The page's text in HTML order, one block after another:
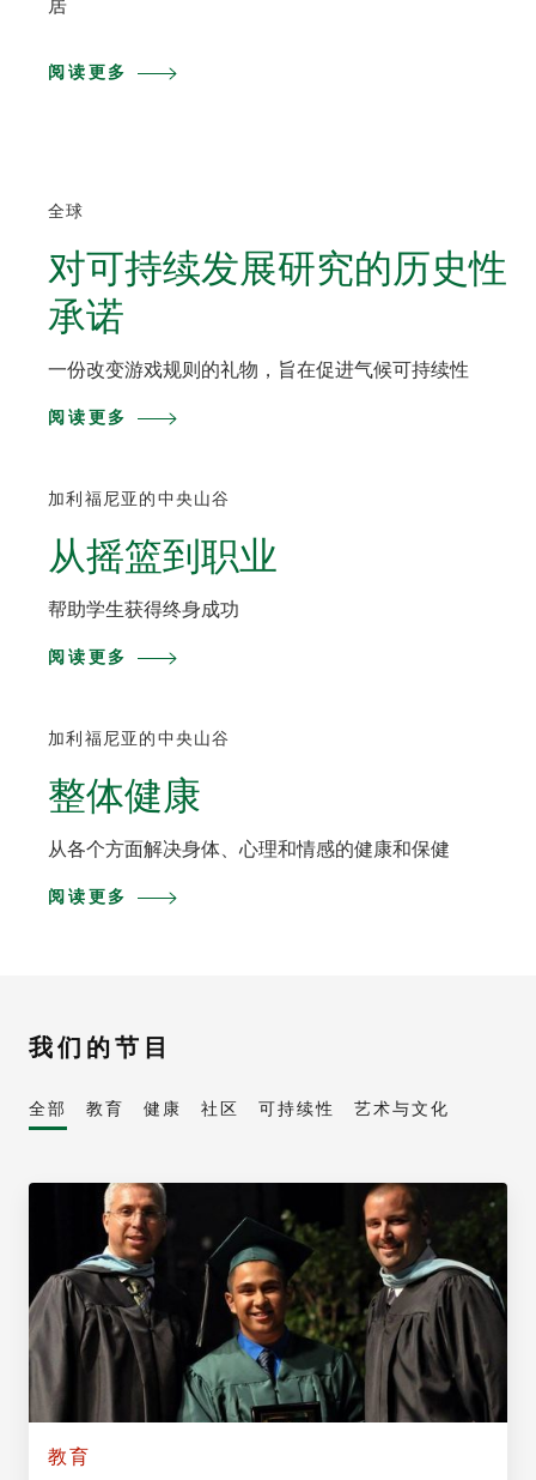
居
阅读更多
全球
对可持续发展研究的历史性
承诺
一份改变游戏规则的礼物，旨在促进气候可持续性
阅读更多
加利福尼亚的中央山谷
从摇篮到职业
帮助学生获得终身成功
阅读更多
加利福尼亚的中央山谷
整体健康
从各个方面解决身体、心理和情感的健康和保健
阅读更多
我们的节目
全部 教育 健康 社区 可持续性 艺术与文化
教育